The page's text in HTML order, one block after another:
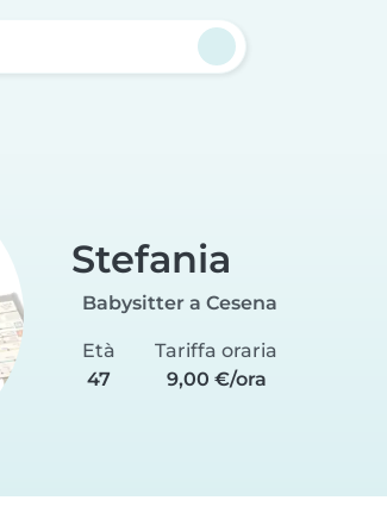
Stefania
Babysitter a Cesena
Età
47
Tariffa oraria
9,00 €/ora